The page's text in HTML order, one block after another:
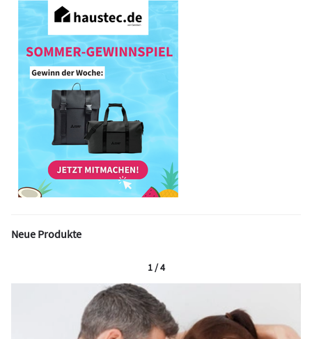
Neue Produkte
1 / 4